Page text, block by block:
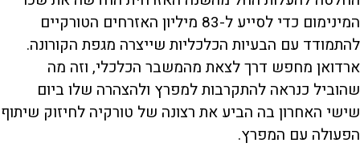
המינימום כדי לסייע ל-83 מיליון האזרחים הטורקיים
להתמודד עם הבעיות הכלכליות שייצרה מגפת הקורונה.
ארדואן מחפש דרך לצאת מהמשבר הכלכלי, וזה מה
שהוביל כנראה להתקרבות למפרץ ולהצהרה שלו ביום
שישי האחרון בה הביע את רצונה של טורקיה לחיזוק שיתוף
הפעולה עם המפרץ.